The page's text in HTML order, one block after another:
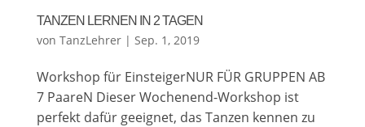
TANZEN LERNEN IN 2 TAGEN
von TanzLehrer| Sep. 1, 2019
Workshop für EinsteigerNUR FÜR GRUPPEN AB
7 PaareN Dieser Wochenend-Workshop ist
perfekt dafür geeignet, das Tanzen kennen zu